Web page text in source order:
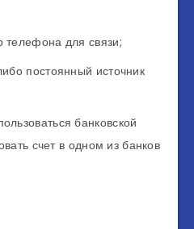
телефона для связи;
постоянный источник
банковской
счет в одном из банков